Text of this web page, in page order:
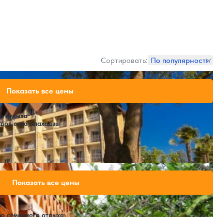
Сортировать: По популярности
отдыха
села Алахадзы
Расстояние до пляжа: 500 метров.
36,960 ₽
Показать все цены
семейного отдыха
45,024 ₽
Показать все цены